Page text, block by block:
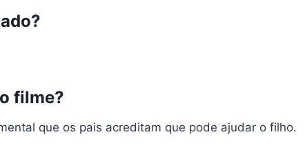
filme?
que os pais acreditam que pode ajudar o filho.